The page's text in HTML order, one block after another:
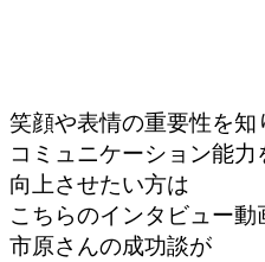
笑顔や表情の重要性を知
コミュニケーション能力
向上させたい方は
こちらのインタビュー動
市原さんの成功談が